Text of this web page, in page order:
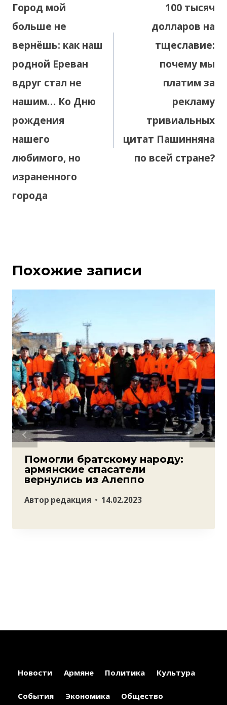
записям
Город мой
больше не
вернёшь: как наш
родной Ереван
вдруг стал не
нашим… Ко Дню
рождения
нашего
любимого, но
израненного
города
100 тысяч
долларов на
тщеславие:
почему мы
платим за
рекламу
тривиальных
цитат Пашинняна
по всей стране?
Похожие записи
Помогли братскому народу:
армянские спасатели
вернулись из Алеппо
Автор редакция 14.02.2023
Новости Армяне Политика Культура
События Экономика Общество